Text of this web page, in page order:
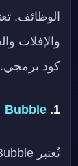
الوظائف.
والإفلات
كود برمجي.
1.
Bubble